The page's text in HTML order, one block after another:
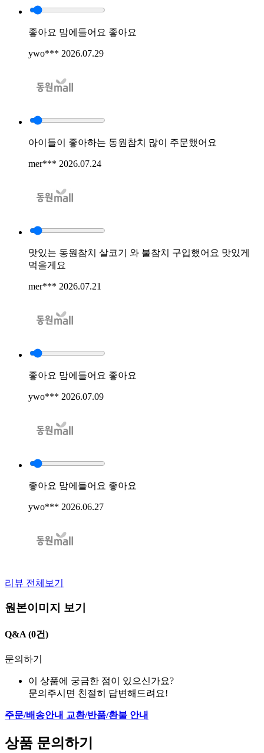
좋아요 맘에들어요 좋아요
ywo*** 2026.07.29
아이들이 좋아하는 동원참치 많이 주문했어요
mer*** 2026.07.24
맛있는 동원참치 살코기 와 불참치 구입했어요 맛있게
먹을게요
mer*** 2026.07.21
좋아요 맘에들어요 좋아요
ywo*** 2026.07.09
좋아요 맘에들어요 좋아요
ywo*** 2026.06.27
리뷰 전체보기
원본이미지 보기
Q&A (0건)
문의하기
이 상품에 궁금한 점이 있으신가요?
문의주시면 친절히 답변해드려요!
주문/배송안내 교환/반품/환불 안내
상품 문의하기